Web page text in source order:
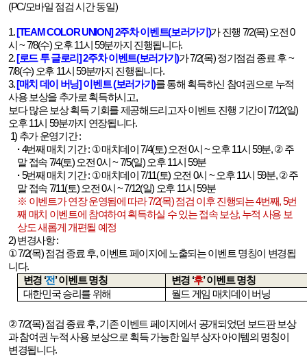
(PC/모바일 점검 시간 동일)
1.[TEAM COLOR UNION] 2주차이벤트(보러가기)가 진행 7/2(목) 오전0
시~ 7/8(수) 오후11시59분까지 진행됩니다.
2.[로드 투 글로리] 2주차 이벤트(보러가기)가7/2(목)정기점검 종료 후~
7/8(수) 오후 11시59분까지 진행됩니다.
3.[매치 데이 버닝]이벤트(보러가기)를 통해 획득하신 참여권으로 누적
사용 보상을 추가로 획득하시고,
보다 많은 보상 획득 기회를 제공해드리고자 이벤트 진행 기간이7/12(일)
오후11시 59분까지 연장됩니다.
1) 추가 운영기간:
·4번째 매치 기간: ①매치데이7/4(토) 오전0시~ 오후11시59분, ②주
말 접속7/4(토) 오전0시~ 7/5(일) 오후11시59분
·5번째 매치 기간: ①매치데이7/11(토) 오전 0시 ~ 오후11시 59분, ②주
말 접속7/11(토) 오전0시~ 7/12(일) 오후 11시59분
※ 이벤트가 연장 운영됨에 따라7/2(목)점검 이후 진행되는4번째, 5번
째 매치 이벤트에 참여하여 획득하실 수 있는 접속 보상, 누적 사용 보
상도 새롭게 개편될 예정
2)변경사항:
① 7/2(목)점검 종료 후,이벤트 페이지에 노출되는 이벤트 명칭이 변경됩
니다.
변경 ‘전’이벤트 명칭 변경 ‘후’이벤트 명칭
대한민국 승리를 위해 월드 게임 매치데이 버닝
② 7/2(목)점검 종료 후,기존 이벤트 페이지에서 공개되었던 보드판 보상
과 참여권 누적 사용 보상으로 획득 가능한 일부 상자 아이템의 명칭이
변경됩니다.